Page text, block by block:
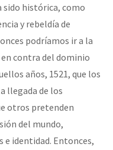
sido histórica, como
y rebeldía de
podríamos ir a la
contra del dominio
años, 1521, que los
llegada de los
otros pretenden
del mundo,
identidad. Entonces,